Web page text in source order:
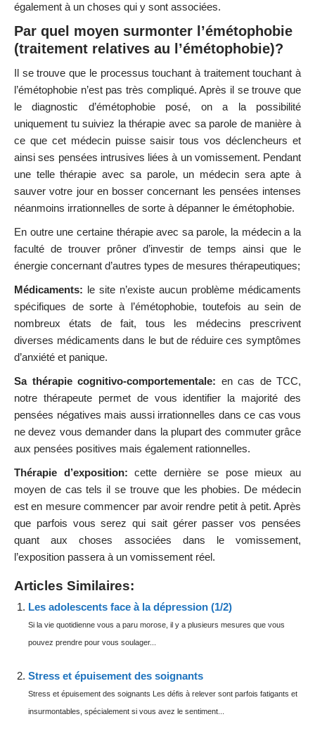
également à un choses qui y sont associées.
Par quel moyen surmonter l’émétophobie
(traitement relatives au l’émétophobie)?
Il se trouve que le processus touchant à traitement touchant à
l’émétophobie n’est pas très compliqué. Après il se trouve que
le diagnostic d’émétophobie posé, on a la possibilité
uniquement tu suiviez la thérapie avec sa parole de manière à
ce que cet médecin puisse saisir tous vos déclencheurs et
ainsi ses pensées intrusives liées à un vomissement. Pendant
une telle thérapie avec sa parole, un médecin sera apte à
sauver votre jour en bosser concernant les pensées intenses
néanmoins irrationnelles de sorte à dépanner le émétophobie.
En outre une certaine thérapie avec sa parole, la médecin a la
faculté de trouver prôner d’investir de temps ainsi que le
énergie concernant d’autres types de mesures thérapeutiques;
Médicaments: le site n’existe aucun problème médicaments
spécifiques de sorte à l’émétophobie, toutefois au sein de
nombreux états de fait, tous les médecins prescrivent
diverses médicaments dans le but de réduire ces symptômes
d’anxiété et panique.
Sa thérapie cognitivo-comportementale: en cas de TCC,
notre thérapeute permet de vous identifier la majorité des
pensées négatives mais aussi irrationnelles dans ce cas vous
ne devez vous demander dans la plupart des commuter grâce
aux pensées positives mais également rationnelles.
Thérapie d’exposition: cette dernière se pose mieux au
moyen de cas tels il se trouve que les phobies. De médecin
est en mesure commencer par avoir rendre petit à petit. Après
que parfois vous serez qui sait gérer passer vos pensées
quant aux choses associées dans le vomissement,
l’exposition passera à un vomissement réel.
Articles Similaires:
Les adolescents face à la dépression (1/2)
Si la vie quotidienne vous a paru morose, il y a plusieurs mesures que vous
pouvez prendre pour vous soulager...
Stress et épuisement des soignants
Stress et épuisement des soignants Les défis à relever sont parfois fatigants et
insurmontables, spécialement si vous avez le sentiment...